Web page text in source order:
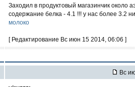
Заходил в продуктовый магазинчик около
содержание белка - 4.1 !!! у нас более 3.2
молоко
[ Редактирование Вс июн 15 2014, 06:06 ]
Вс